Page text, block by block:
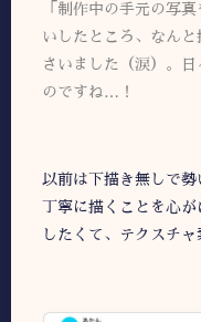
「制作中の手元の写
いしたところ、なん
さいました（涙）。
のですね…！
以前は下描き無しで
丁寧に描くことを心
したくて、テクスチ